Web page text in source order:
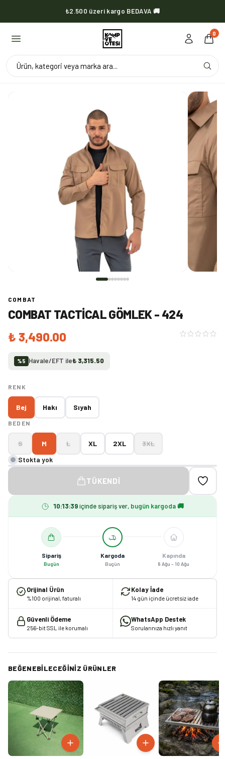
₺2.500 üzeri kargo BEDAVA 🚚
KVOX ürünlerinde kargo her zaman bedava 🔥
0
Ürün, kategori veya marka ara...
COMBAT
COMBAT TACTICAL GÖMLEK - 424
₺ 3,490.00
%5 Havale/EFT ile₺ 3,315.50
RENK
Bej Hakı Sıyah
BEDEN
S M L XL 2XL
3XL
Stokta yok
TÜKENDI
10:13:38 içinde sipariş ver, bugün kargoda 🚚
Sipariş
Bugün
Kargoda
Bugün
Kapında
8 Ağu – 10 Ağu
Orijinal Ürün
%100 orijinal, faturalı
Kolay İade
14 gün içinde ücretsiz iade
Güvenli Ödeme
256-bit SSL ile korumalı
WhatsApp Destek
Sorularınıza hızlı yanıt
BEĞENEBILECEĞINIZ ÜRÜNLER